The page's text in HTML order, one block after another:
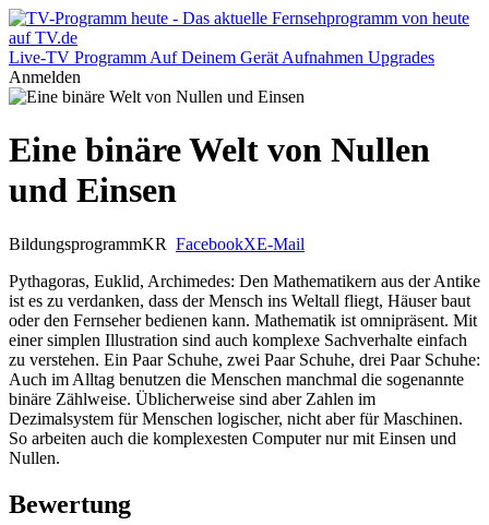
Live-TV Programm Auf Deinem Gerät Aufnahmen Upgrades
Anmelden
Eine binäre Welt von Nullen
und Einsen
BildungsprogrammKR FacebookXE-Mail
Pythagoras, Euklid, Archimedes: Den Mathematikern aus der Antike
ist es zu verdanken, dass der Mensch ins Weltall fliegt, Häuser baut
oder den Fernseher bedienen kann. Mathematik ist omnipräsent. Mit
einer simplen Illustration sind auch komplexe Sachverhalte einfach
zu verstehen. Ein Paar Schuhe, zwei Paar Schuhe, drei Paar Schuhe:
Auch im Alltag benutzen die Menschen manchmal die sogenannte
binäre Zählweise. Üblicherweise sind aber Zahlen im
Dezimalsystem für Menschen logischer, nicht aber für Maschinen.
So arbeiten auch die komplexesten Computer nur mit Einsen und
Nullen.
Bewertung